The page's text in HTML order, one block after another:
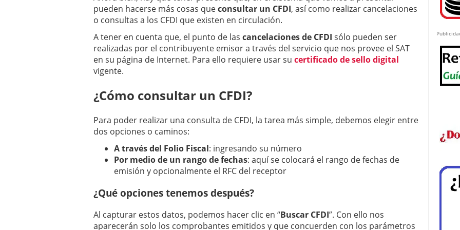
pueden hacerse más cosas queconsultar un CFDI, así como realizar cancelaciones
o consultas a los CFDI que existen en circulación.
A tener en cuenta que, el punto de las cancelaciones de CFDI sólo pueden ser
realizadas por el contribuyente emisor a través del servicio que nos provee el SAT
en su página de Internet. Para ello requiere usar su certificado de sello digital
vigente.
¿Cómo consultar un CFDI?
Para poder realizar una consulta de CFDI, la tarea más simple, debemos elegir entre
dos opciones o caminos:
A través del Folio Fiscal: ingresando su número
Por medio de un rango de fechas: aquí se colocará el rango de fechas de
emisión y opcionalmente el RFC del receptor
¿Qué opciones tenemos después?
Al capturar estos datos, podemos hacer clic en “Buscar CFDI”. Con ello nos
aparecerán solo los comprobantes emitidos y que concuerden con los parámetros